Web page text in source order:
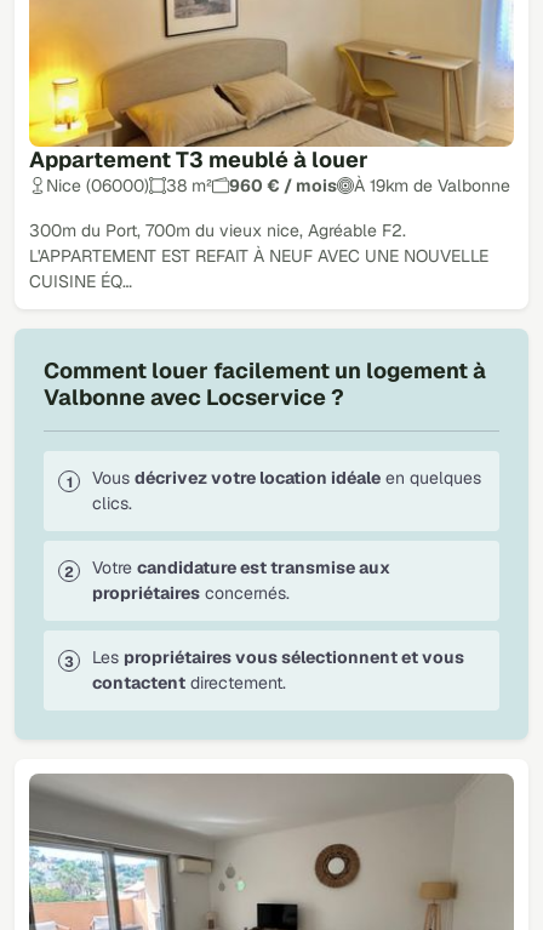
Appartement T3 meublé à louer
Nice (06000) 38 m² 960 € / mois À 19km de Valbonne
300m du Port, 700m du vieux nice, Agréable F2.
L'APPARTEMENT EST REFAIT À NEUF AVEC UNE NOUVELLE
CUISINE ÉQ…
Comment louer facilement un logement à
Valbonne avec Locservice ?
Vous décrivez votre location idéale en quelques
clics.
Votre candidature est transmise aux
propriétaires concernés.
Les propriétaires vous sélectionnent et vous
contactent directement.